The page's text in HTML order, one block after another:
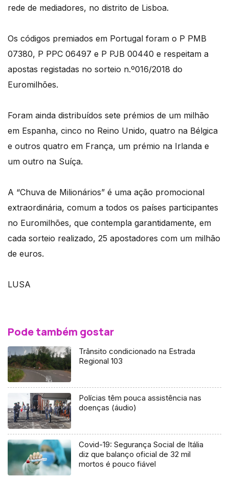
rede de mediadores, no distrito de Lisboa.
Os códigos premiados em Portugal foram o P PMB
07380, P PPC 06497 e P PJB 00440 e respeitam a
apostas registadas no sorteio n.º016/2018 do
Euromilhões.
Foram ainda distribuídos sete prémios de um milhão
em Espanha, cinco no Reino Unido, quatro na Bélgica
e outros quatro em França, um prémio na Irlanda e
um outro na Suíça.
A “Chuva de Milionários” é uma ação promocional
extraordinária, comum a todos os países participantes
no Euromilhões, que contempla garantidamente, em
cada sorteio realizado, 25 apostadores com um milhão
de euros.
LUSA
Pode também gostar
Trânsito condicionado na Estrada
Regional 103
Polícias têm pouca assistência nas
doenças (áudio)
Covid-19: Segurança Social de Itália
diz que balanço oficial de 32 mil
mortos é pouco fiável